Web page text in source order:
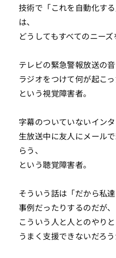
技術で「これを自動化す
は、
どうしてもすべてのニーズ
テレビの緊急警報放送の
ラジオをつけて何が起こっ
という視覚障害者。
字幕のついていないイン
生放送中に友人にメール
らう、
という聴覚障害者。
そういう話は「だから私
事例だったりするのだが、
こういう人と人とのやりと
うまく支援できないだろ